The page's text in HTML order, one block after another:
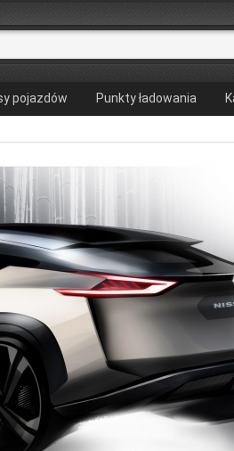
pojazdów Punkty ładowania